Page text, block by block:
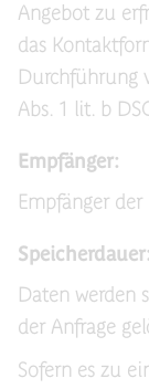
Angebot zu
das
Durchführung
Abs. 1 lit. b
Empfänger:
Empfänger
Speicherdauer:
Daten werden
der Anfrage
Sofern es zu